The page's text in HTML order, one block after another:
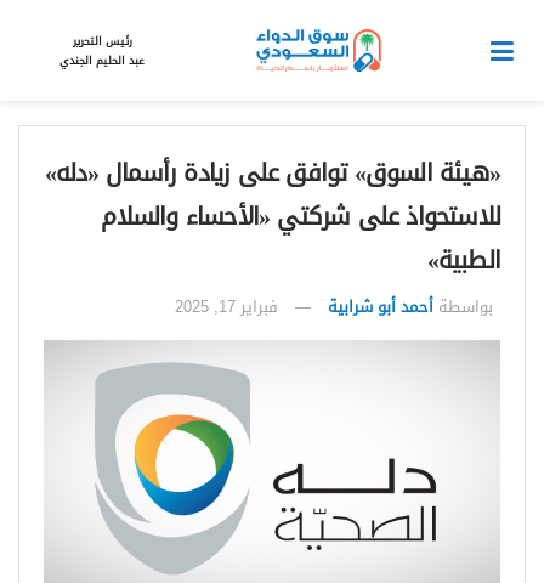
رئيس التحرير
عبد الحليم الجندي
«هيئة السوق» توافق على زيادة رأسمال «دله»
للاستحواذ على شركتي «الأحساء والسلام
الطبية»
بواسطة أحمد أبو شرابية فبراير 17, 2025